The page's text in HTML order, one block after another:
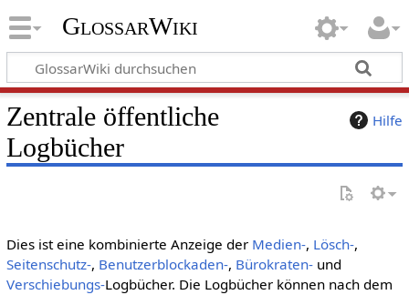
GlossarWiki
Hilfe
Zentrale öffentliche
Logbücher
Dies ist eine kombinierte Anzeige der Medien-, Lösch-,
Seitenschutz-, Benutzerblockaden-, Bürokraten-und
Verschiebungs-Logbücher. Die Logbücher können nach dem